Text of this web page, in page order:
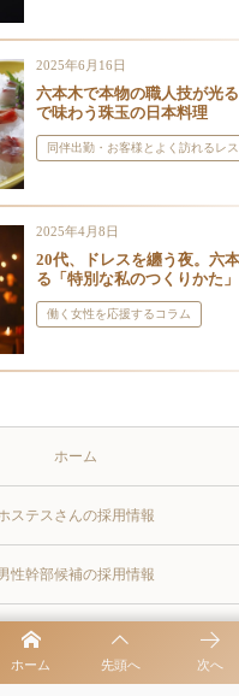
2025年6月16日
六本木で本物の職人技が光る
で味わう珠玉の日本料理
同伴出勤・お客様とよく訪れるレ
2025年4月8日
20代、ドレスを纏う夜。六
る「特別な私のつくりかた」
働く女性を応援するコラム
ホーム
ステスさんの採用情報
性幹部候補の採用情報
プライバシーポリシー
ホーム 先頭へ 次へ